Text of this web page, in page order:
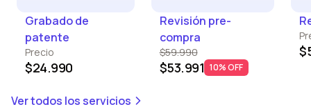
Grabado de
patente
Precio
$24.990
Revisión pre-
compra
$59.990
$53.991 10% OFF
Ver todos los servicios